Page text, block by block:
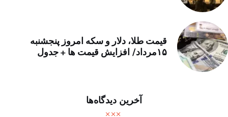
قیمت طلا، دلار و سکه امروز پنجشنبه
۱۵مرداد/ افزایش قیمت ها + جدول
آخرین دیدگاه‌ها